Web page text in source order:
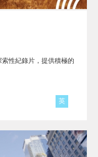
性紀錄片，提供積極的
英